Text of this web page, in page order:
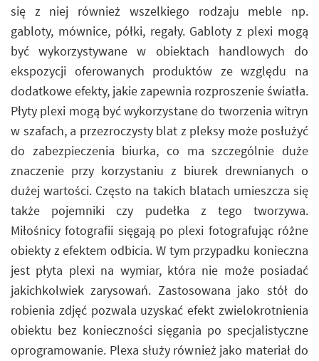
się z niej również wszelkiego rodzaju meble np.
gabloty, mównice, półki, regały. Gabloty z plexi mogą
być wykorzystywane w obiektach handlowych do
ekspozycji oferowanych produktów ze względu na
dodatkowe efekty, jakie zapewnia rozproszenie światła.
Płyty plexi mogą być wykorzystane do tworzenia witryn
w szafach, a przezroczysty blat z pleksy może posłużyć
do zabezpieczenia biurka, co ma szczególnie duże
znaczenie przy korzystaniu z biurek drewnianych o
dużej wartości. Często na takich blatach umieszcza się
także pojemniki czy pudełka z tego tworzywa.
Miłośnicy fotografii sięgają po plexi fotografując różne
obiekty z efektem odbicia. W tym przypadku konieczna
jest płyta plexi na wymiar, która nie może posiadać
jakichkolwiek zarysowań. Zastosowana jako stół do
robienia zdjęć pozwala uzyskać efekt zwielokrotnienia
obiektu bez konieczności sięgania po specjalistyczne
oprogramowanie. Plexa służy również jako materiał do